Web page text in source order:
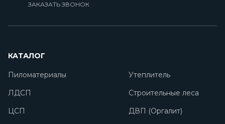
ЗАКАЗАТЬ ЗВОНОК
КАТАЛОГ
Пиломатериалы
Утеплитель
ЛДСП
Строительные леса
ЦСП
ДВП (Оргалит)